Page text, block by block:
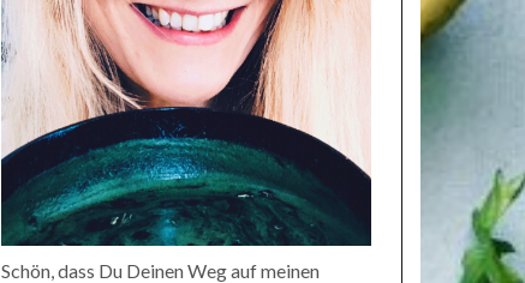
Schön, dass Du Deinen Weg auf meinen